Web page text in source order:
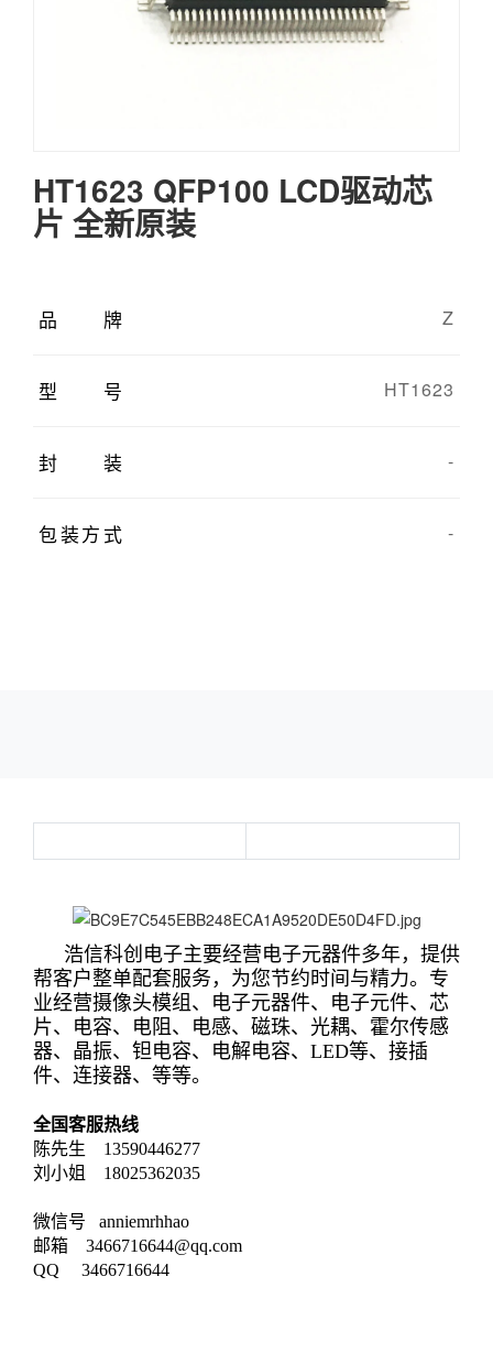
HT1623 QFP100 LCD驱动芯
片 全新原装
品牌 Z
型号 HT1623
封装 -
包装方式 -
浩信科创电子主要经营电子元器件多年，提供
帮客户整单配套服务，为您节约时间与精力。专
业经营摄像头模组、电子元器件、电子元件、芯
片、电容、电阻、电感、磁珠、光耦、霍尔传感
器、晶振、钽电容、电解电容、LED等、接插
件、连接器、等等。
全国客服热线
陈先生 13590446277
刘小姐 18025362035
微信号 anniemrhhao
邮箱 3466716644@qq.com
QQ 3466716644